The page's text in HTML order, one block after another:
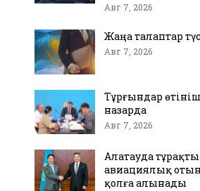
Авг 7, 2026
Жаңа талаптар
Авг 7, 2026
Тұрғындар
назарда
Авг 7, 2026
Алатауда тұрақты
авиациялық отын
қолға алынады